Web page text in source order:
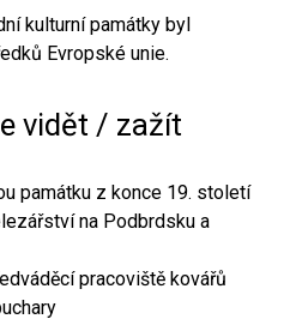
kulturní památky byl
Evropské unie.
vidět / zažít
památku z konce 19. století
na Podbrdsku a
pracoviště kovářů